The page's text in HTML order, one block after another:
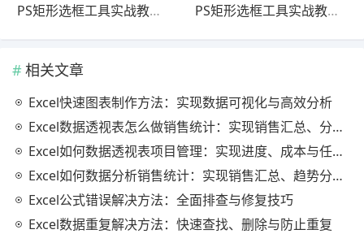
PS矩形选框工具实战教程：质感提升方法（最新更新版） PS矩形选框工具实战教程：图片导出方法（最新更新版）
相关文章
Excel快速图表制作方法：实现数据可视化与高效分析
Excel数据透视表怎么做销售统计：实现销售汇总、分析与动态监控
Excel如何数据透视表项目管理：实现进度、成本与任务的高效分析
Excel如何数据分析销售统计：实现销售汇总、趋势分析与业绩优化
Excel公式错误解决方法：全面排查与修复技巧
Excel数据重复解决方法：快速查找、删除与防止重复